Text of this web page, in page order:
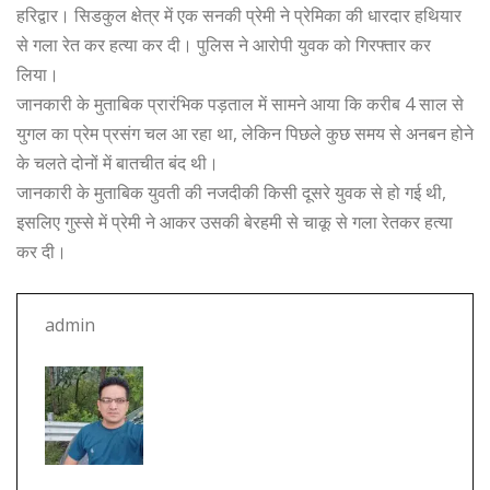
c
e
b
o
o
k
it
te
r
at
s
A
p
p
e
g
ra
m
ss
e
n
g
e
r
हरिद्वार। सिडकुल क्षेत्र में एक सनकी प्रेमी ने प्रेमिका की धारदार हथियार
से गला रेत कर हत्या कर दी। पुलिस ने आरोपी युवक को गिरफ्तार कर
लिया।
जानकारी के मुताबिक प्रारंभिक पड़ताल में सामने आया कि करीब 4 साल से
युगल का प्रेम प्रसंग चल आ रहा था, लेकिन पिछले कुछ समय से अनबन होने
के चलते दोनों में बातचीत बंद थी।
जानकारी के मुताबिक युवती की नजदीकी किसी दूसरे युवक से हो गई थी,
इसलिए गुस्से में प्रेमी ने आकर उसकी बेरहमी से चाकू से गला रेतकर हत्या
कर दी।
admin